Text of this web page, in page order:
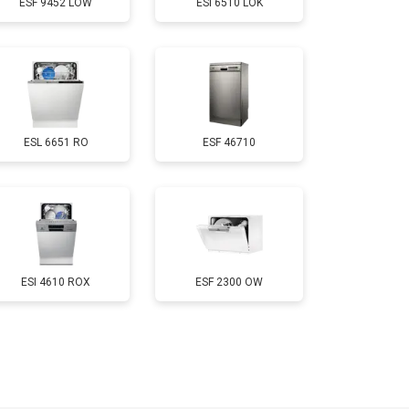
850 ₽ Заказать
2200 ₽ Заказать
2000 ₽ Заказать
1600 ₽
1200 ₽
ESL 6651 RO ESF 46710
ESI 4610 ROX ESF 2300 OW